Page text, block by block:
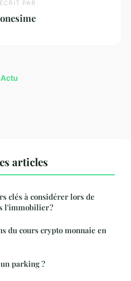
ECRIT PAR
onesime
articles
clés à considérer lors de
l'immobilier ?
du cours crypto monnaie en
parking ?